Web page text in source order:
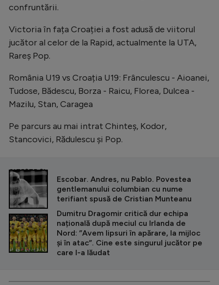
Handbal
Gimnastică
Auto
Rugby
Ciclism
JO 2024
JO 2026
confruntării.
Victoria în fața Croației a fost adusă de viitorul
jucător al celor de la Rapid, actualmente la UTA,
Rareș Pop.
România U19 vs Croația U19: Frânculescu - Aioanei,
Tudose, Bădescu, Borza - Raicu, Florea, Dulcea -
Mazilu, Stan, Caragea
Pe parcurs au mai intrat Chinteș, Kodor,
Stancovici, Rădulescu și Pop.
CITEȘTE ȘI
Escobar. Andres, nu Pablo. Povestea
gentlemanului columbian cu nume
terifiant spusă de Cristian Munteanu
Dumitru Dragomir critică dur echipa
națională după meciul cu Irlanda de
Nord: ”Avem lipsuri în apărare, la mijloc
şi în atac”. Cine este singurul jucător pe
care l-a lăudat